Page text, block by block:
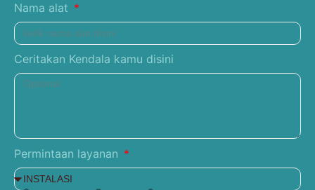
Nama alat
Ceritakan Kendala kamu disini
Permintaan layanan